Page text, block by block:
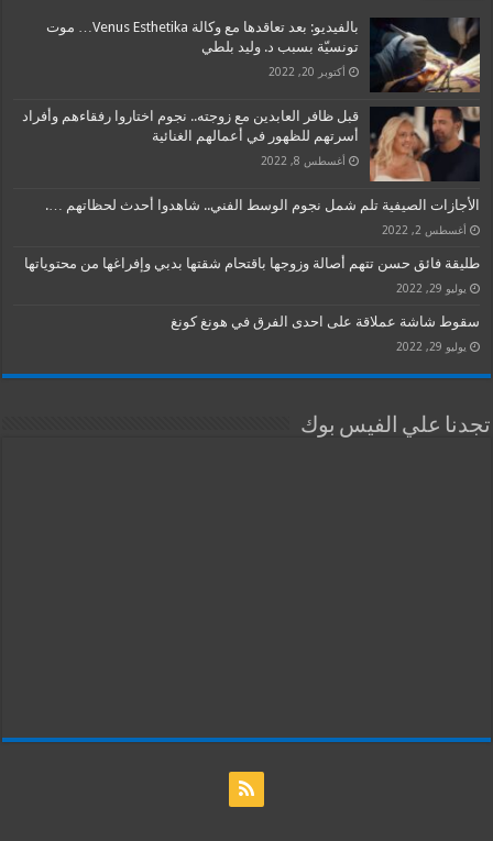
بالفيديو: بعد تعاقدها مع وكالة Venus Esthetika… موت
تونسيّة بسبب د. وليد بلطي
أكتوبر 20, 2022
قبل ظافر العابدين مع زوجته.. نجوم اختاروا رفقاءهم وأفراد
أسرتهم للظهور في أعمالهم الغنائية
أغسطس 8, 2022
الأجازات الصيفية تلم شمل نجوم الوسط الفني.. شاهدوا أحدث لحظاتهم ….
أغسطس 2, 2022
طليقة فائق حسن تتهم أصالة وزوجها باقتحام شقتها بدبي وإفراغها من محتوياتها
يوليو 29, 2022
سقوط شاشة عملاقة على احدى الفرق في هونغ كونغ
يوليو 29, 2022
تجدنا علي الفيس بوك